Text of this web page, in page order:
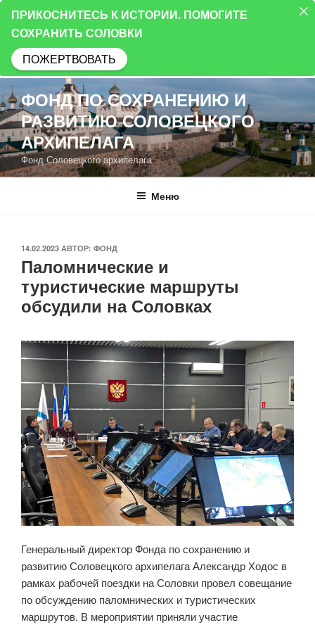
Перейти
к
содержимому
ФОНД ПО СОХРАНЕНИЮ И
РАЗВИТИЮ СОЛОВЕЦКОГО
АРХИПЕЛАГА
Фонд Соловецкого архипелага
Меню
ОПУБЛИКОВАНО
14.02.2023 АВТОР: ФОНД
Паломнические и
туристические маршруты
обсудили на Соловках
Генеральный директор Фонда по сохранению и
развитию Соловецкого архипелага Александр Ходос в
рамках рабочей поездки на Соловки провел совещание
по обсуждению паломнических и туристических
маршрутов. В мероприятии приняли участие
ПРИКОСНИТЕСЬ К ИСТОРИИ. ПОМОГИТЕ
СОХРАНИТЬ СОЛОВКИ
ПОЖЕРТВОВАТЬ